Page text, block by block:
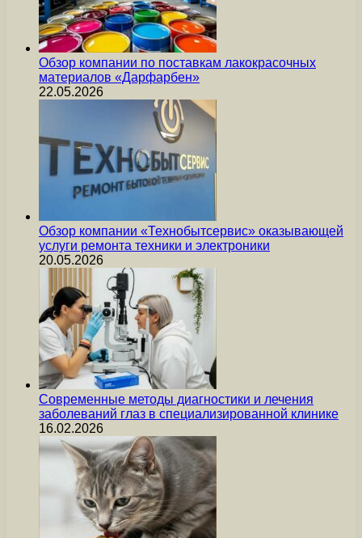
Обзор компании по поставкам лакокрасочных
материалов «Дарфарбен»
22.05.2026
Обзор компании «Технобытсервис» оказывающей
услуги ремонта техники и электроники
20.05.2026
Современные методы диагностики и лечения
заболеваний глаз в специализированной клинике
16.02.2026